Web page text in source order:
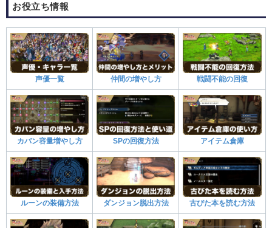
お役立ち情報
声優一覧 仲間の増やし方 戦闘不能の回復
カバン容量増やし方 SPの回復方法 アイテム倉庫
ルーンの装備方法 ダンジョン脱出方法 古びた本を読む方法